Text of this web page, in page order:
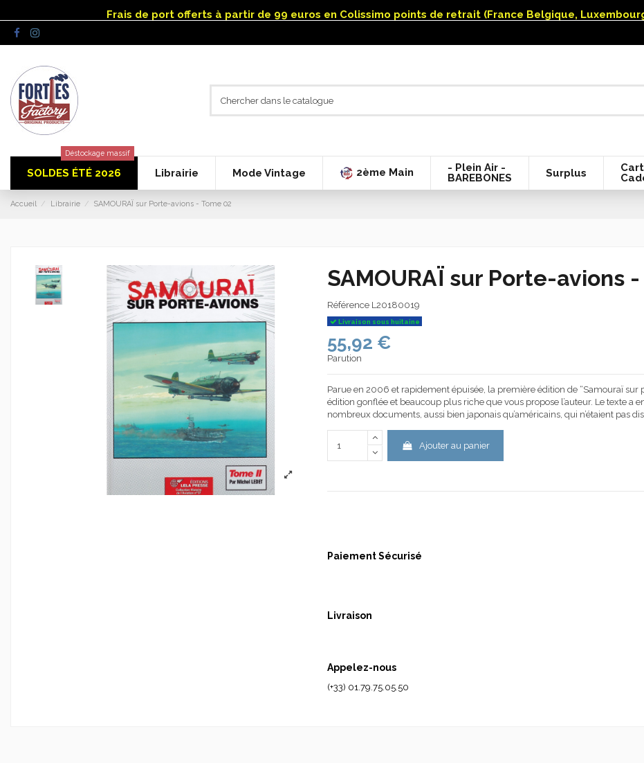
Frais de port offerts à partir de 99 euros en Colissimo points de retrait (France Belgique,
SOLDES ÉTÉ 2026
Déstockage massif
Librairie Mode Vintage 2ème Main
- Plein Air -
BAREBONES
Surplus
Accueil Librairie SAMOURAÏ sur Porte-avions - Tome 02
SAMOURAÏ sur Porte-avions
Référence L20180019
Livraison sous huitaine
55,92 €
Parution
Parue en 2006 et rapidement épuisée, la première édition de “Samouraï sur
édition gonflée et beaucoup plus riche que vous propose l’auteur. Le texte a
nombreux documents, aussi bien japonais qu’américains, qui n’étaient pas
Ajouter au panier
Paiement Sécurisé
Livraison
Appelez-nous
(+33) 01.79.75.05.50